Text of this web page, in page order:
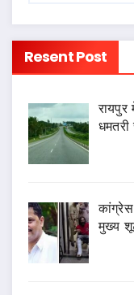
Resent Post
मुख्य